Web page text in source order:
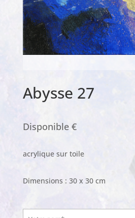
Abysse 27
Disponible €
acrylique sur toile
Dimensions : 30 x 30 cm